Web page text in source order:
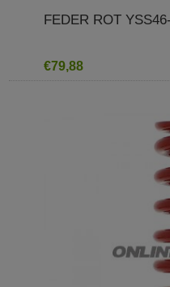
FEDER ROT
€79,88